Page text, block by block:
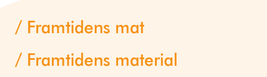
Framtidens mat
Framtidens material